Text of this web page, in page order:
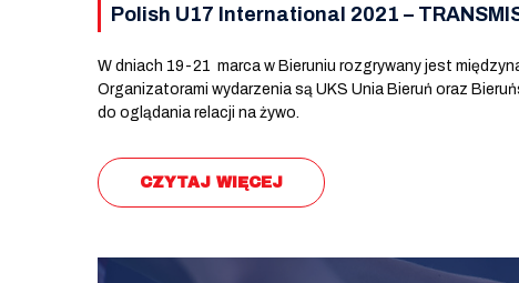
Polish U17 International 2021 –
W dniach 19-21 marca w Bieruniu rozgrywany jest
Organizatorami wydarzenia są UKS Unia Bieruń oraz
do oglądania relacji na żywo.
CZYTAJ WIĘCEJ